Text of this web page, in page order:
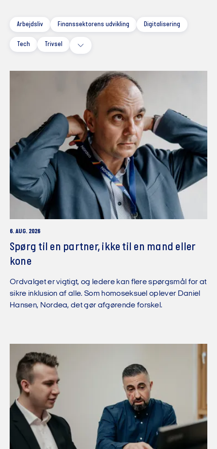
Arbejdsliv Finanssektorens udvikling Digitalisering
Tech Trivsel
6. AUG. 2026
Spørg til en partner, ikke til en mand eller
kone
Ordvalget er vigtigt, og ledere kan flere spørgsmål for at
sikre inklusion af alle. Som homoseksuel oplever Daniel
Hansen, Nordea, det gør afgørende forskel.